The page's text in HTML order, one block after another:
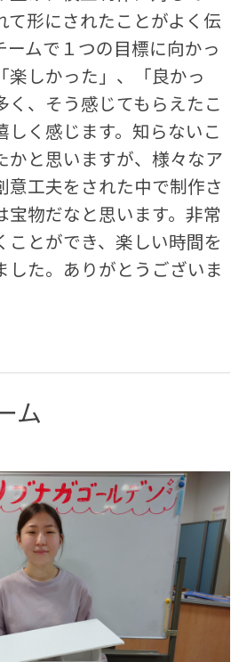
て形にされたことがよく伝
ムで１つの目標に向かっ
楽しかった」、「良かっ
く、そう感じてもらえたこ
しく感じます。知らないこ
かと思いますが、様々なア
意工夫をされた中で制作さ
宝物だなと思います。非常
ことができ、楽しい時間を
した。ありがとうございま
ム